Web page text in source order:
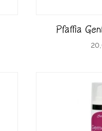
Pfaffia